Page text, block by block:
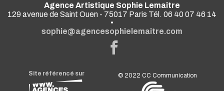
Agence Artistique Sophie Lemaitre
129 avenue de Saint Ouen - 75017 Paris Tél. 06 40 07 46 14
•
sophie@agencesophielemaitre.com
Site référencé sur © 2022CC Communication